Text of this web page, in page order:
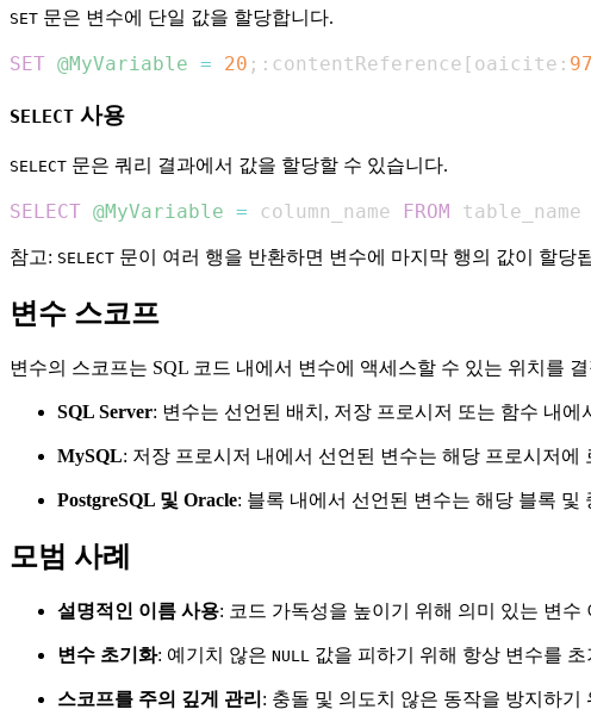
SET 문은 변수에 단일 값을 할당합니다.
SET @MyVariable = 20 ; :contentReference [ oaicite: 97
SELECT 사용
SELECT 문은 쿼리 결과에서 값을 할당할 수 있습니다.
SELECT @MyVariable = column_name FROM table_name
참고: SELECT 문이 여러 행을 반환하면 변수에 마지막 행의 값이 할당
변수 스코프
변수의 스코프는 SQL 코드 내에서 변수에 액세스할 수 있는 위치를
SQL Server: 변수는 선언된 배치, 저장 프로시저 또는 함수 내
MySQL: 저장 프로시저 내에서 선언된 변수는 해당 프로시저에
PostgreSQL 및 Oracle: 블록 내에서 선언된 변수는 해당 블록 및
모범 사례
설명적인 이름 사용: 코드 가독성을 높이기 위해 의미 있는 변수
변수 초기화: 예기치 않은 NULL 값을 피하기 위해 항상 변수를
스코프를 주의 깊게 관리 : 충돌 및 의도치 않은 동작을 방지하